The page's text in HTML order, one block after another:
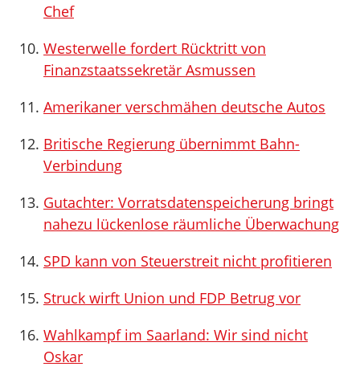
Chef
Westerwelle fordert Rücktritt von
Finanzstaatssekretär Asmussen
Amerikaner verschmähen deutsche Autos
Britische Regierung übernimmt Bahn-
Verbindung
Gutachter: Vorratsdatenspeicherung bringt
nahezu lückenlose räumliche Überwachung
SPD kann von Steuerstreit nicht profitieren
Struck wirft Union und FDP Betrug vor
Wahlkampf im Saarland: Wir sind nicht
Oskar